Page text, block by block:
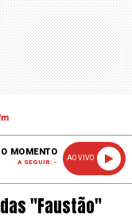
MOMENTO
A SEGUIR: -
AO VIVO
"Faustão"